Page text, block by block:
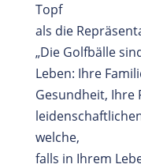
Topf
als die
„Die Golfbälle
Leben: Ihre
Gesundheit, Ihre
welche,
falls in Ihrem